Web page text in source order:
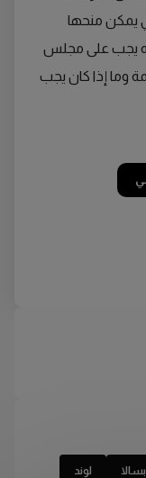
يمكن منحها
يجب على مجلس
وما إذا كان يجب
لوند